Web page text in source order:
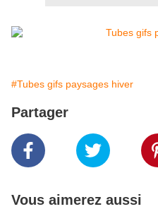
#Tubes gifs paysages hiver
Partager
Vous aimerez aussi